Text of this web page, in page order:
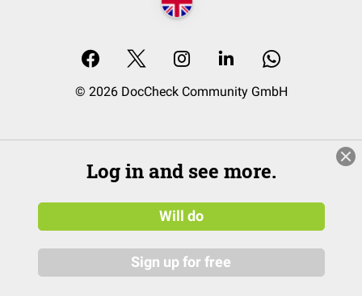
© 2026 DocCheck Community GmbH
Log in and see more.
Will do
Sign up for free